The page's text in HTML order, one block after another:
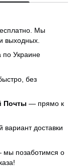
Мы
выходных.
по Украине
без
Почты — прямо к
доставки
мы позаботимся о